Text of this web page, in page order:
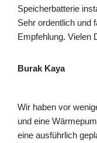
Speicherbatterie
Sehr ordentlich und
Empfehlung. Vielen
Burak Kaya
Wir haben vor
und eine
eine ausführlich